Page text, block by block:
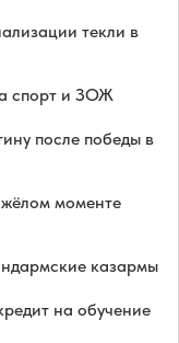
текли в
спорт и ЗОЖ
после победы в
моменте
казармы
на обучение